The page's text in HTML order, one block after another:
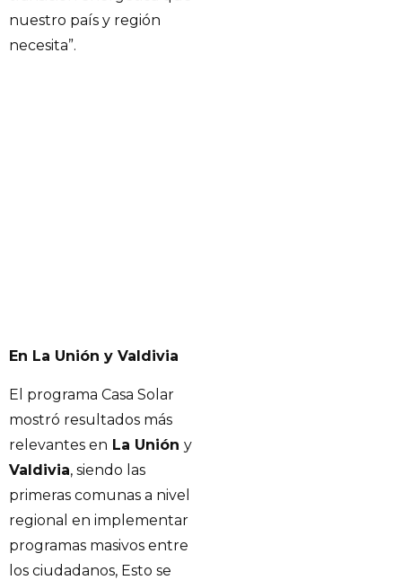
nuestro país y región
necesita”.
En La Unión y Valdivia
El programa Casa Solar
mostró resultados más
relevantes en La Unión y
Valdivia, siendo las
primeras comunas a nivel
regional en implementar
programas masivos entre
los ciudadanos, Esto se